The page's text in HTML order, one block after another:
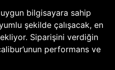
bilgisayara sahip
şekilde çalışacak, en
Siparişini verdiğin
performans ve